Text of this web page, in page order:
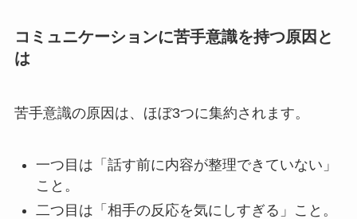
コミュニケーションに苦手意識を持つ原因と
は
苦手意識の原因は、ほぼ3つに集約されます。
一つ目は「話す前に内容が整理できていない」
こと。
二つ目は「相手の反応を気にしすぎる」こと。